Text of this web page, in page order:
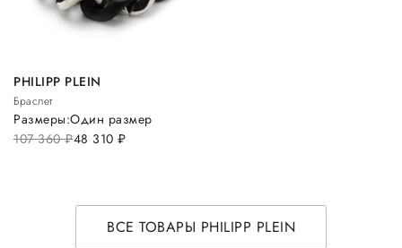
PHILIPP PLEIN
Браслет
107 360руб.48 310 руб.
Размеры:Один размер
ВСЕ ТОВАРЫ PHILIPP PLEIN